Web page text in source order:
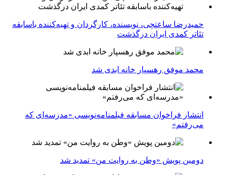
حمیدرضا ساعتچی، نویسنده، کارگردان و تهیه‌کننده باسابقه
تئاتر کمدی ایران درگذشت
محمد موفق رهسپار خانه ابدی شد
انتشار فراخوان مسابقه فیلمنامه‌نویسی «مدرسه‌ای که
می‌رفتم»
دومین پویش «وطن به روایت من» تمدید شد